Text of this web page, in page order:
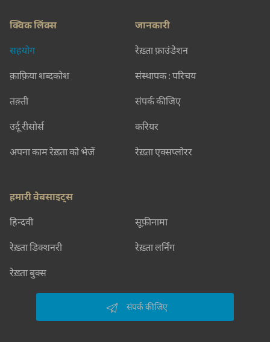
क्विक लिंक्स
सहयोग
क़ाफ़िया शब्दकोश
तक़्ती
उर्दू रीसोर्स
अपना काम रेख़्ता को भेजें
जानकारी
रेख़्ता फ़ाउंडेशन
संस्थापक : परिचय
संपर्क कीजिए
करियर
रेख़्ता एक्सप्लोरर
हमारी वेबसाइट्स
हिन्दवी सूफ़ीनामा
रेख़्ता डिक्शनरी रेख़्ता लर्निंग
रेख़्ता बुक्स
संपर्क कीजिए